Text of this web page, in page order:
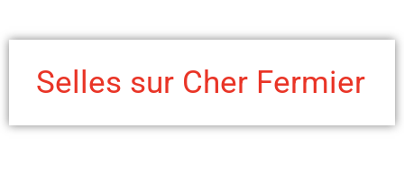
Selles sur Cher Fermier